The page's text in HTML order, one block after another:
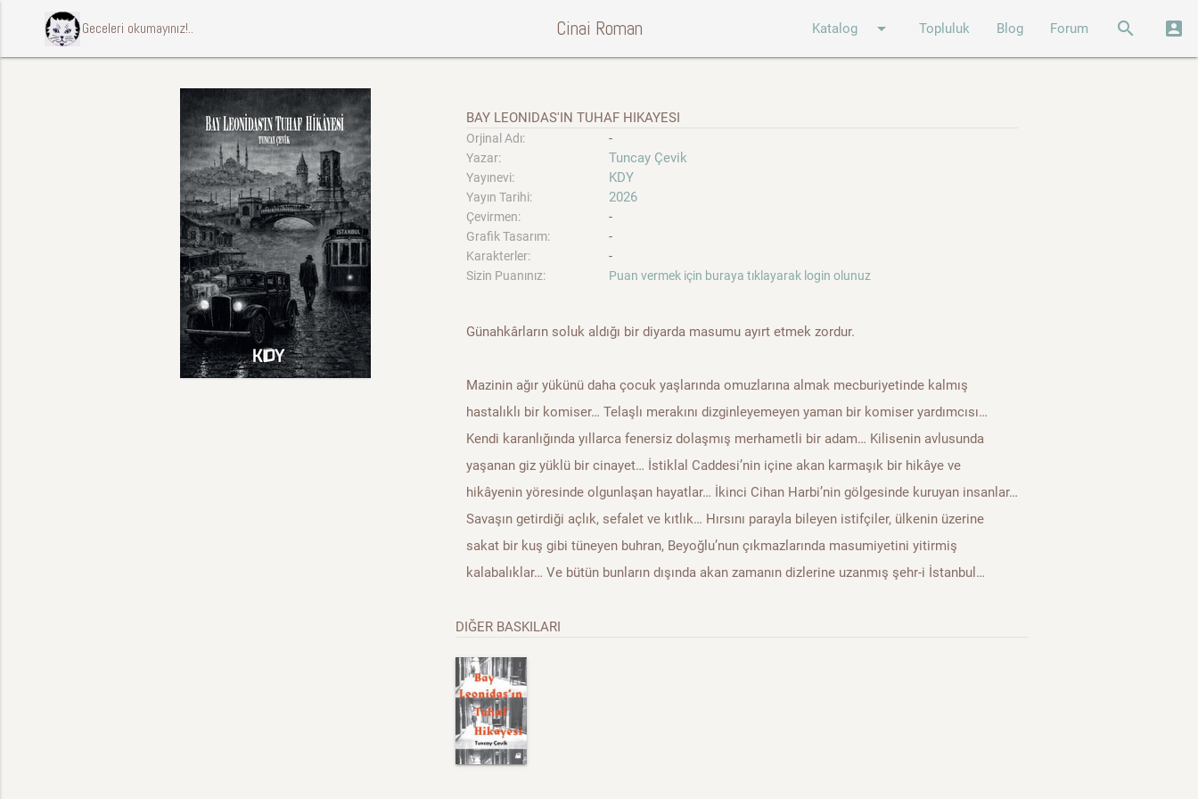
ccccci Geceleri okumayınız!.. Cinai Roman Katalog arrow_drop_down Topluluk Blog Forum search account_box
BAY LEONIDAS'IN TUHAF HIKAYESI
Orjinal Adı: -
Yazar: Tuncay Çevik
Yayınevi: KDY
Yayın Tarihi: 2026
Çevirmen: -
Grafik Tasarım: -
Karakterler: -
Sizin Puanınız: Puan vermek için buraya tıklayarak login olunuz
Günahkârların soluk aldığı bir diyarda masumu ayırt etmek zordur.
Mazinin ağır yükünü daha çocuk yaşlarında omuzlarına almak mecburiyetinde kalmış
hastalıklı bir komiser… Telaşlı merakını dizginleyemeyen yaman bir komiser yardımcısı…
Kendi karanlığında yıllarca fenersiz dolaşmış merhametli bir adam… Kilisenin avlusunda
yaşanan giz yüklü bir cinayet… İstiklal Caddesi’nin içine akan karmaşık bir hikâye ve
hikâyenin yöresinde olgunlaşan hayatlar… İkinci Cihan Harbi’nin gölgesinde kuruyan insanlar…
Savaşın getirdiği açlık, sefalet ve kıtlık… Hırsını parayla bileyen istifçiler, ülkenin üzerine
sakat bir kuş gibi tüneyen buhran, Beyoğlu’nun çıkmazlarında masumiyetini yitirmiş
kalabalıklar… Ve bütün bunların dışında akan zamanın dizlerine uzanmış şehr-i İstanbul…
DIĞER BASKILARI